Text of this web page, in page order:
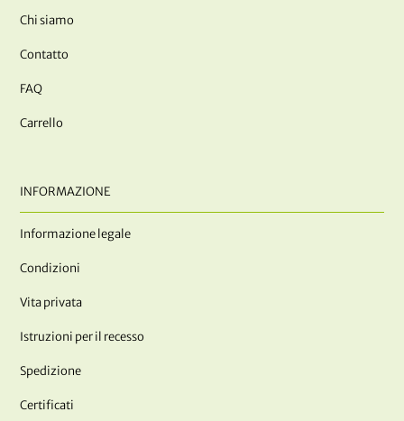
Chi siamo
Contatto
FAQ
Carrello
INFORMAZIONE
Informazione legale
Condizioni
Vita privata
Istruzioni per il recesso
Spedizione
Certificati